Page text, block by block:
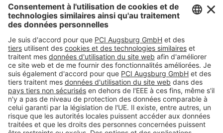
Teugseweg 20
7418AM Deventer
Tel. 0570 - 50 38 30
#PCI